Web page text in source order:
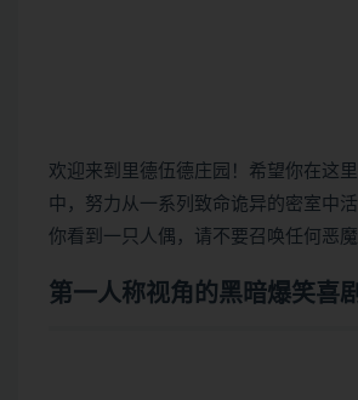
欢迎来到里德伍德庄园！希望你在这
中，努力从一系列致命诡异的密室中
你看到一只人偶，请不要召唤任何恶
第一人称视角的黑暗爆笑喜剧